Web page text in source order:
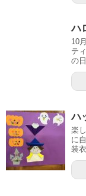
ハ
10
テ
の
ハ
楽
に
装